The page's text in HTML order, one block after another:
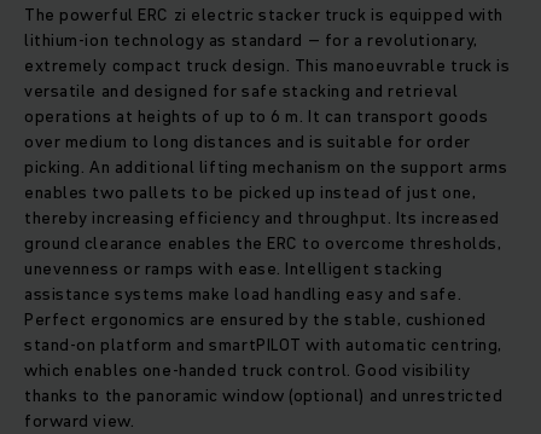
The powerful ERC zi electric stacker truck is equipped with
lithium-ion technology as standard – for a revolutionary,
extremely compact truck design. This manoeuvrable truck is
versatile and designed for safe stacking and retrieval
operations at heights of up to 6 m. It can transport goods
over medium to long distances and is suitable for order
picking. An additional lifting mechanism on the support arms
enables two pallets to be picked up instead of just one,
thereby increasing efficiency and throughput. Its increased
ground clearance enables the ERC to overcome thresholds,
unevenness or ramps with ease. Intelligent stacking
assistance systems make load handling easy and safe.
Perfect ergonomics are ensured by the stable, cushioned
stand-on platform and smartPILOT with automatic centring,
which enables one-handed truck control. Good visibility
thanks to the panoramic window (optional) and unrestricted
forward view.